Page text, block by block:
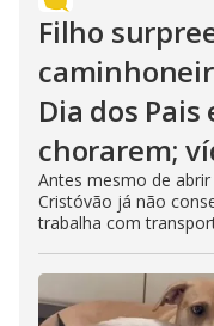
Filho
Dia dos Pais
chorarem;
Antes mesmo de
Cristóvão já não
trabalha com